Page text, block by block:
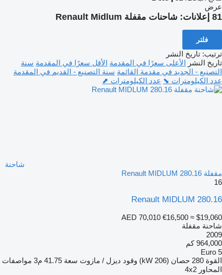
عرض
81 إعلانات: شاحنات مقفلة Renault Midlum
فلتر
ترتيب: تاريخ النشر
تاريخ النشر الأعلى سعرًا في المقدمة الأقل سعرًا في المقدمة سنة
التصنيع - الجديد في مقدمة القائمة سنة التصنيع - القديم في المقدمة
عدد الكيلومترات ⬊ عدد الكيلومترات ⬈
شاحنة
مقفلة Renault MIDLUM 280.16
16
Renault MIDLUM 280.16
AED 70,010 €16,500 ≈ $19,060
شاحنة مقفلة
2009
964,000 كم
Euro 5
القوة 280 حصان (206 kW) وقود ديزل / مازوت سعة 41.75 م3
مواصفات
المحاور 4x2